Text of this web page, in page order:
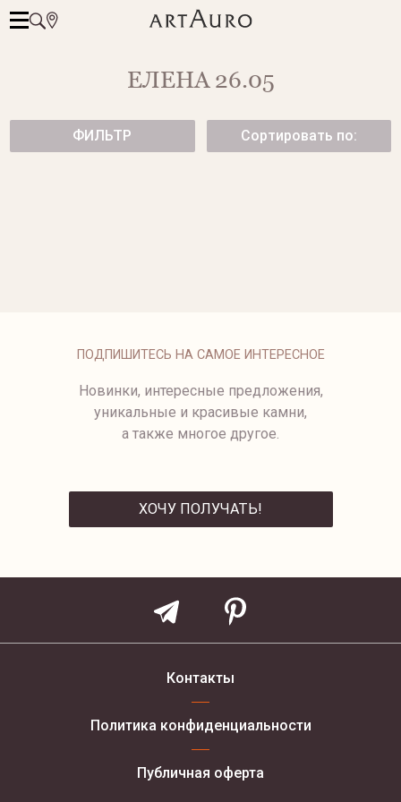
ЕЛЕНА 26.05
ФИЛЬТР Сортировать по:
ПОДПИШИТЕСЬ НА САМОЕ ИНТЕРЕСНОЕ
Новинки, интересные предложения,
уникальные и красивые камни,
а также многое другое.
ХОЧУ ПОЛУЧАТЬ!
ОТПРАВИТЬ
Контакты
Политика конфиденциальности
Публичная оферта